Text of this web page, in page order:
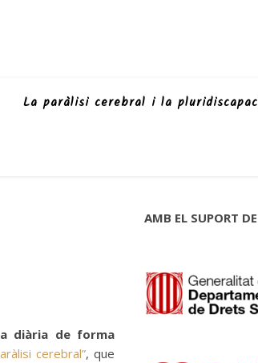
La paràlisi cerebral i la
diària de forma
cerebral”, que
AMB EL SUPORT